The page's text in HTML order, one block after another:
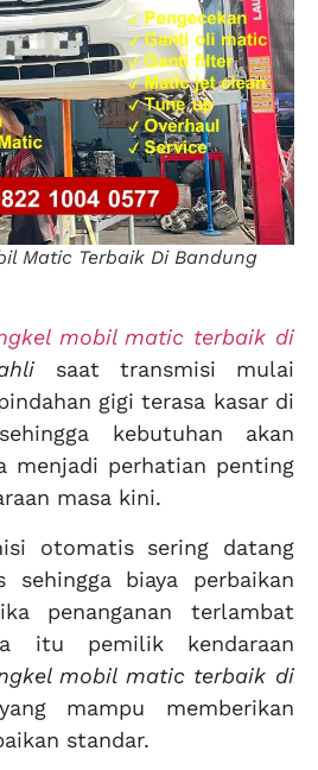
Matic Terbaik Di Bandung
mobil matic terbaik di
saat transmisi mulai
gigi terasa kasar di
kebutuhan akan
menjadi perhatian penting
masa kini.
otomatis sering datang
biaya perbaikan
penanganan terlambat
itu pemilik kendaraan
mobil matic terbaik di
mampu memberikan
standar.